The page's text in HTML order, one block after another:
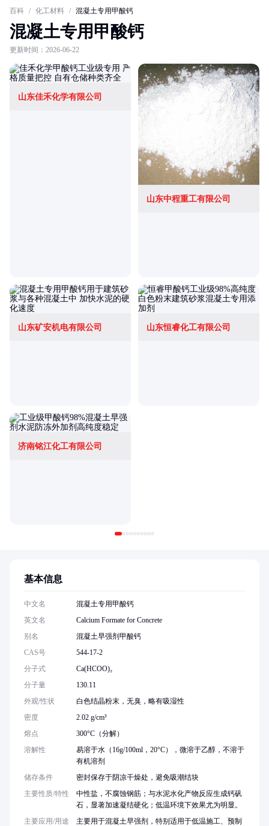
百科 / 化工材料 / 混凝土专用甲酸钙
混凝土专用甲酸钙
更新时间：2026-06-22
山东佳禾化学有限公司
山东中程重工有限公司
山东矿安机电有限公司 山东恒睿化工有限公司
济南铭江化工有限公司
基本信息
中文名
混凝土专用甲酸钙
英文名
Calcium Formate for Concrete
别名
混凝土早强剂甲酸钙
CAS号
544-17-2
分子式
Ca(HCOO)₂
分子量
130.11
外观/性状
白色结晶粉末，无臭，略有吸湿性
密度
2.02 g/cm³
熔点
300°C（分解）
溶解性
易溶于水（16g/100ml，20°C），微溶于乙醇，不溶于
有机溶剂
储存条件
密封保存于阴凉干燥处，避免吸潮结块
主要性质/特性
中性盐，不腐蚀钢筋；与水泥水化产物反应生成钙矾
石，显著加速凝结硬化；低温环境下效果尤为明显。
主要应用/用途
主要用于混凝土早强剂，特别适用于低温施工、预制